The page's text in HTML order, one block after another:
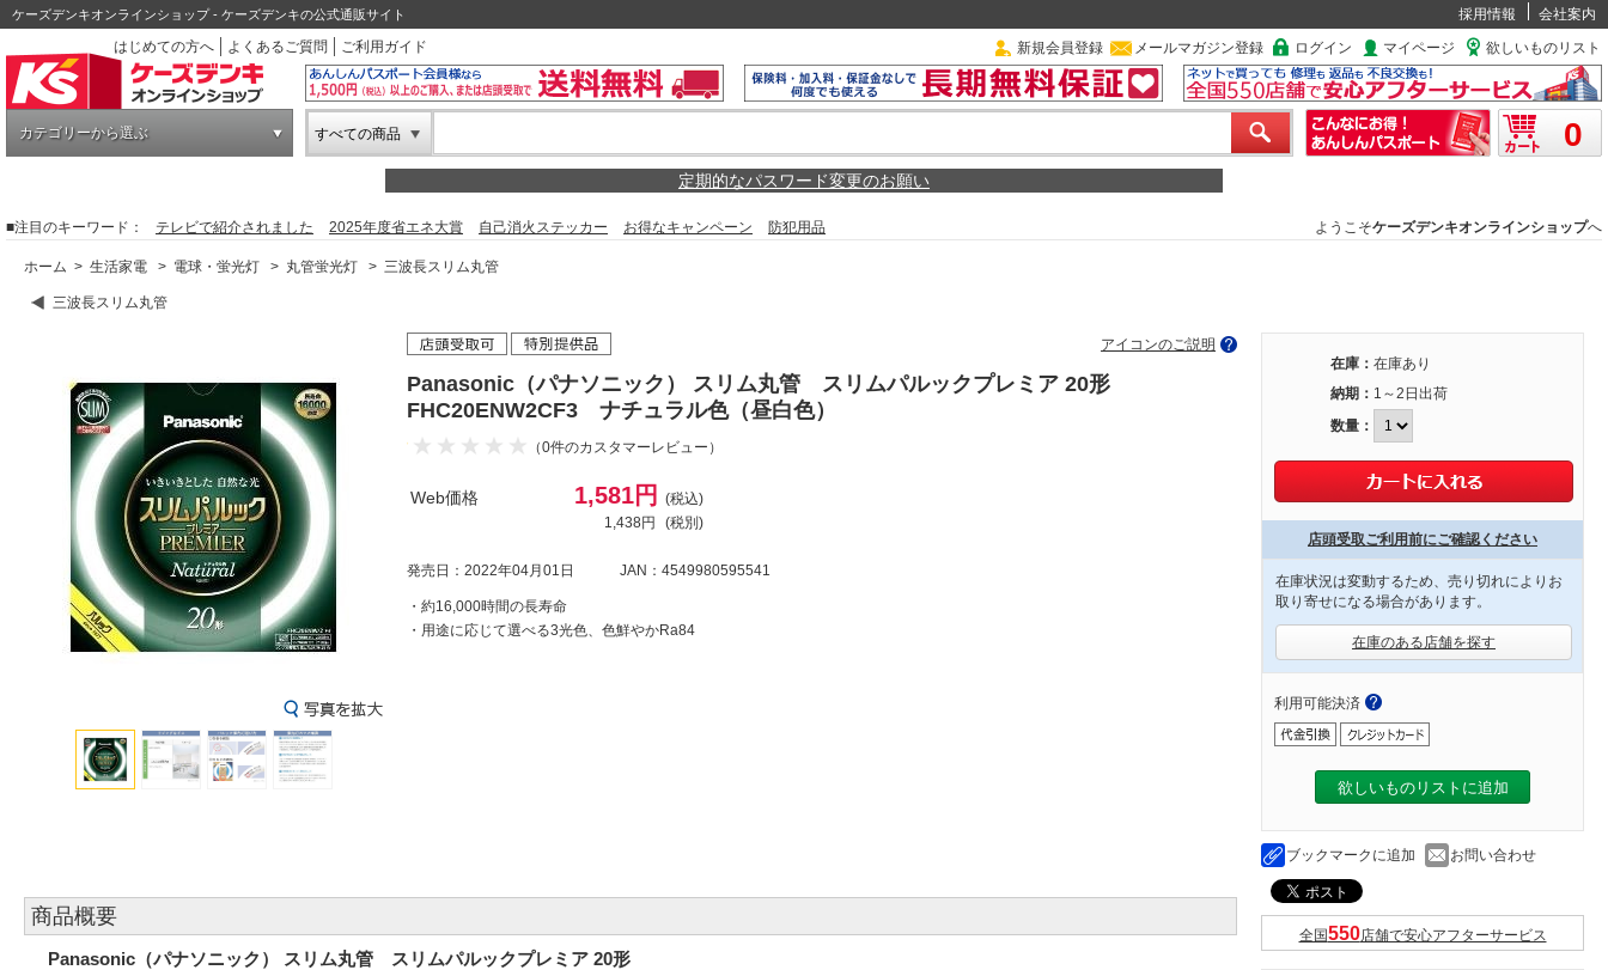
ケーズデンキオンラインショップ - ケーズデンキの公式通販サイト 採用情報
会社案内
はじめての方へ
よくあるご質問 ご利用ガイド 新規会員登録 メールマガジン登録 ログイン マイページ 欲しいものリスト
カテゴリーから選ぶ すべての商品 0
定期的なパスワード変更のお願い
■注目のキーワード： テレビで紹介されました 2025年度省エネ大賞 自己消火ステッカー お得なキャンペーン 防犯用品 ようこそケーズデンキオンラインショップへ
ホーム > 生活家電 > 電球・蛍光灯 > 丸管蛍光灯 > 三波長スリム丸管
三波長スリム丸管
アイコンのご説明
Panasonic（パナソニック） スリム丸管 スリムパルックプレミア 20形
FHC20ENW2CF3 ナチュラル色（昼白色）
（0件のカスタマーレビュー）
Web価格 1,581円
(税込)
1,438円
(税別)
発売日：2022年04月01日 JAN：4549980595541
・約16,000時間の長寿命
・用途に応じて選べる3光色、色鮮やかRa84
商品概要
Panasonic（パナソニック） スリム丸管 スリムパルックプレミア 20形
在庫： 在庫あり
納期： 1～2日出荷
数量：
店頭受取ご利用前にご確認ください
在庫状況は変動するため、売り切れによりお
取り寄せになる場合があります。
在庫のある店舗を探す
利用可能決済
欲しいものリストに追加
ブックマークに追加 お問い合わせ
全国 店舗で安心アフターサービス